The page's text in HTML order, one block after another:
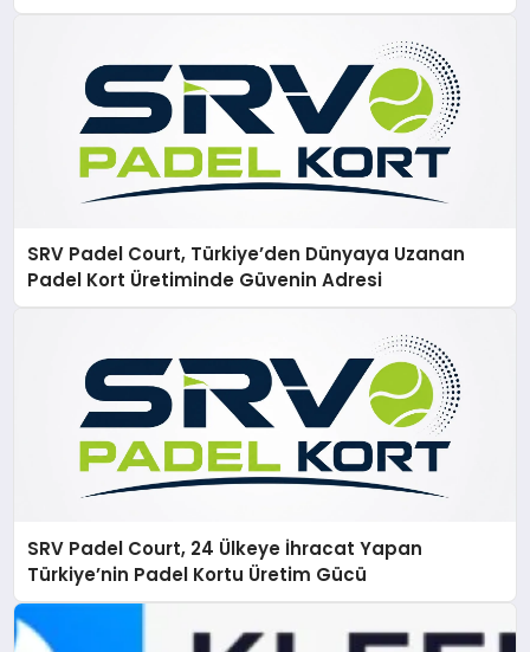
SRV Padel Court, Türkiye’den Dünyaya Uzanan
Padel Kort Üretiminde Güvenin Adresi
SRV Padel Court, 24 Ülkeye İhracat Yapan
Türkiye’nin Padel Kortu Üretim Gücü